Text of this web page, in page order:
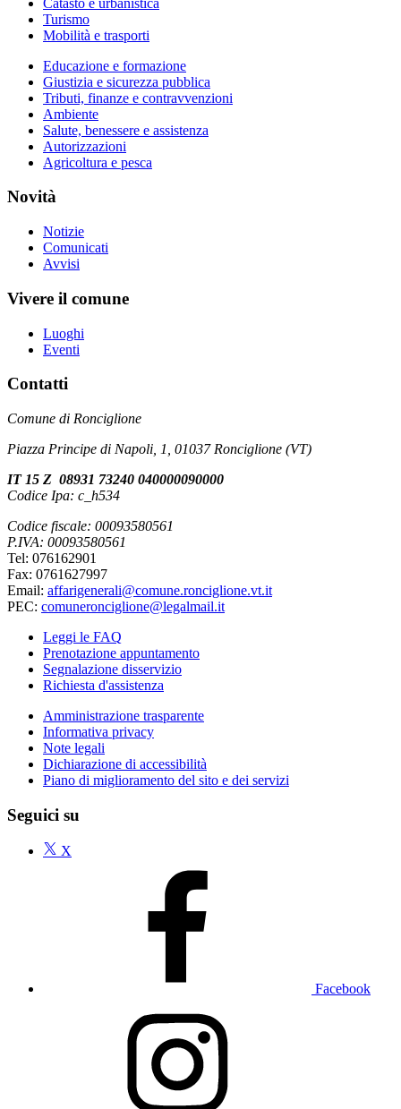
Turismo
Mobilità e trasporti
Educazione e formazione
Giustizia e sicurezza pubblica
Tributi, finanze e contravvenzioni
Ambiente
Salute, benessere e assistenza
Autorizzazioni
Agricoltura e pesca
Novità
Notizie
Comunicati
Avvisi
Vivere il comune
Luoghi
Eventi
Contatti
Comune di Ronciglione
Piazza Principe di Napoli, 1, 01037 Ronciglione (VT)
IT 15 Z 08931 73240 040000090000
Codice Ipa: c_h534
Codice fiscale: 00093580561
P.IVA: 00093580561
Tel: 076162901
Fax: 0761627997
Email: affarigenerali@comune.ronciglione.vt.it
PEC: comuneronciglione@legalmail.it
Leggi le FAQ
Prenotazione appuntamento
Segnalazione disservizio
Richiesta d'assistenza
Amministrazione trasparente
Informativa privacy
Note legali
Dichiarazione di accessibilità
Piano di miglioramento del sito e dei servizi
Seguici su
X
Facebook